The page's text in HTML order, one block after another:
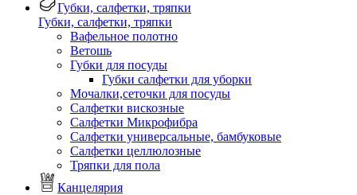
Губки, салфетки, тряпки
Губки, салфетки, тряпки
Вафельное полотно
Ветошь
Губки для посуды
Губки салфетки для уборки
Мочалки,сеточки для посуды
Салфетки вискозные
Салфетки Микрофибра
Салфетки универсальные, бамбуковые
Салфетки целлюлозные
Тряпки для пола
Канцелярия